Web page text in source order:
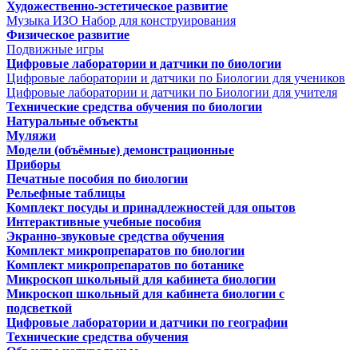
Художественно-эстетическое развитие
Музыка ИЗО Набор для конструирования
Физическое развитие
Подвижные игры
Цифровые лаборатории и датчики по биологии
Цифровые лаборатории и датчики по Биологии для учеников
Цифровые лаборатории и датчики по Биологии для учителя
Технические средства обучения по биологии
Натуральные объекты
Муляжи
Модели (объёмные) демонстрационные
Приборы
Печатные пособия по биологии
Рельефные таблицы
Комплект посуды и принадлежностей для опытов
Интерактивные учебные пособия
Экранно-звуковые средства обучения
Комплект микропрепаратов по биологии
Комплект микропрепаратов по ботанике
Микроскоп школьный для кабинета биологии
Микроскоп школьный для кабинета биологии с
подсветкой
Цифровые лаборатории и датчики по географии
Технические средства обучения